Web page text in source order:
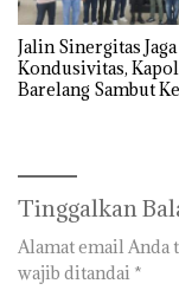
Jalin Sinergitas Jaga
Kondusivitas,
Barelang Sambut
Tinggalkan
Alamat email Anda
wajib ditandai *